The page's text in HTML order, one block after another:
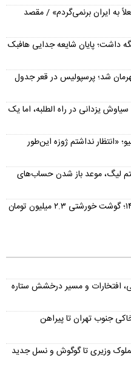
به ایران برنمی‌گردم» / مقصد
عارف حاجی‌عیدی را تا ۱۴۰۷ نگه داشت؛ پایان شایعه جدایی هافبک
شد؛ پرسپولیس در قعر جدول
یزدانی در راه الطلبه، اما یک
«انتظار نداشتم ژوزه این‌طور
لیگ، موعد باز شدن حساب‌های
قیمت گوشت قرمز امروز ۱۸ مرداد ۱۴۰۵؛ گوشت خورشتی ۲.۳ میلیون تومان
افتخارات و مسیر درخشش ستاره
جنوب تهران تا پیراهن
وزیری تا گوگوش و نسل جدید